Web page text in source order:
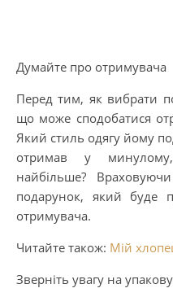
Думайте про отримувача
Перед тим, як вибрати
що може сподобатися
Який стиль одягу йому
отримав у
найбільше?
подарунок, який буде
отримувача.
Читайте також: Мій
Зверніть увагу на